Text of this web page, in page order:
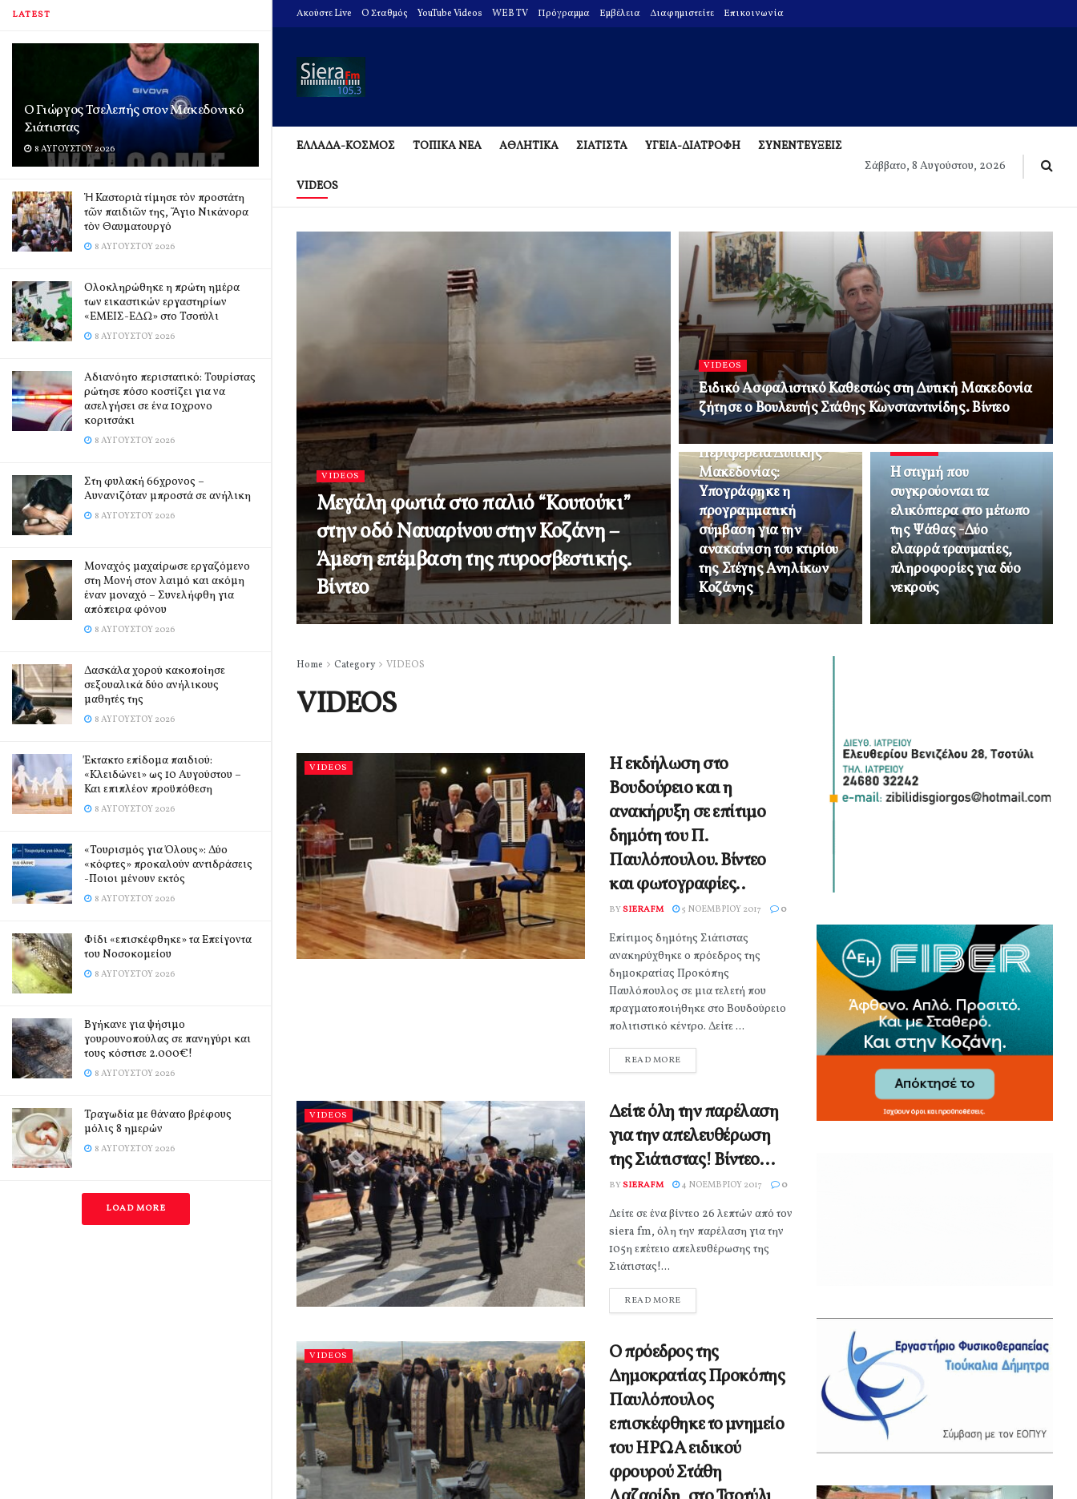
LATEST
Ο Γιώργος Τσελεπής στον Μακεδονικό
Σιάτιστας
8 ΑΥΓΟΎΣΤΟΥ 2026
Ἡ Καστοριὰ τίμησε τὸν προστάτη
τῶν παιδιῶν της, Ἅγιο Νικάνορα
τὸν Θαυματουργό
8 ΑΥΓΟΎΣΤΟΥ 2026
Ολοκληρώθηκε η πρώτη ημέρα
των εικαστικών εργαστηρίων
«ΕΜΕΙΣ-ΕΔΩ» στο Τσοτύλι
8 ΑΥΓΟΎΣΤΟΥ 2026
Αδιανόητο περιστατικό: Τουρίστας
ρώτησε πόσο κοστίζει για να
ασελγήσει σε ένα 10χρονο
κοριτσάκι
8 ΑΥΓΟΎΣΤΟΥ 2026
Στη φυλακή 66χρονος –
Αυνανιζόταν μπροστά σε ανήλικη
8 ΑΥΓΟΎΣΤΟΥ 2026
Μοναχός μαχαίρωσε εργαζόμενο
στη Μονή στον λαιμό και ακόμη
έναν μοναχό – Συνελήφθη για
απόπειρα φόνου
8 ΑΥΓΟΎΣΤΟΥ 2026
Δασκάλα χορού κακοποίησε
σεξουαλικά δύο ανήλικους
μαθητές της
8 ΑΥΓΟΎΣΤΟΥ 2026
Έκτακτο επίδομα παιδιού:
«Κλειδώνει» ως 10 Αυγούστου –
Και επιπλέον προϋπόθεση
8 ΑΥΓΟΎΣΤΟΥ 2026
«Τουρισμός για Όλους»: Δύο
«κόφτες» προκαλούν αντιδράσεις
-Ποιοι μένουν εκτός
8 ΑΥΓΟΎΣΤΟΥ 2026
Φίδι «επισκέφθηκε» τα Επείγοντα
του Νοσοκομείου
8 ΑΥΓΟΎΣΤΟΥ 2026
Βγήκανε για ψήσιμο
γουρουνοπούλας σε πανηγύρι και
τους κόστισε 2.000€!
8 ΑΥΓΟΎΣΤΟΥ 2026
Τραγωδία με θάνατο βρέφους
μόλις 8 ημερών
8 ΑΥΓΟΎΣΤΟΥ 2026
LOAD MORE
Ακούστε Live O Σταθμός YouTube Videos WEB TV Πρόγραμμα Εμβέλεια Διαφημιστείτε Επικοινωνία
ΕΛΛΑΔΑ-ΚΟΣΜΟΣ ΤΟΠΙΚΑ ΝΕΑ ΑΘΛΗΤΙΚΑ ΣΙΑΤΙΣΤΑ ΥΓΕΙΑ-ΔΙΑΤΡΟΦΗ ΣΥΝΕΝΤΕΥΞΕΙΣ
VIDEOS
Σάββατο, 8 Αυγούστου, 2026
VIDEOS
Μεγάλη φωτιά στο παλιό “Κουτούκι”
στην οδό Ναυαρίνου στην Κοζάνη –
Άμεση επέμβαση της πυροσβεστικής.
Βίντεο
VIDEOS
Ειδικό Ασφαλιστικό Καθεστώς στη Δυτική Μακεδονία
ζήτησε ο Βουλευτής Στάθης Κωνσταντινίδης. Βίντεο
VIDEOS
Περιφέρεια Δυτικής
Μακεδονίας:
Υπογράφηκε η
προγραμματική
σύμβαση για την
ανακαίνιση του κτιρίου
της Στέγης Ανηλίκων
Κοζάνης
VIDEOS
Η στιγμή που
συγκρούονται τα
ελικόπτερα στο μέτωπο
της Ψάθας -Δύο
ελαφρά τραυματίες,
πληροφορίες για δύο
νεκρούς
Home Category VIDEOS
VIDEOS
VIDEOS
Η εκδήλωση στο
Βουδούρειο και η
ανακήρυξη σε επίτιμο
δημότη του Π.
Παυλόπουλου. Βίντεο
και φωτογραφίες..
BYSIERAFM 5 ΝΟΕΜΒΡΊΟΥ 2017 0
Επίτιμος δημότης Σιάτιστας
ανακηρύχθηκε ο πρόεδρος της
δημοκρατίας Προκόπης
Παυλόπουλος σε μια τελετή που
πραγματοποιήθηκε στο Βουδούρειο
πολιτιστικό κέντρο. Δείτε ...
READ MORE
VIDEOS
Δείτε όλη την παρέλαση
για την απελευθέρωση
της Σιάτιστας! Βίντεο…
BYSIERAFM 4 ΝΟΕΜΒΡΊΟΥ 2017 0
Δείτε σε ένα βίντεο 26 λεπτών από τον
siera fm, όλη την παρέλαση για την
105η επέτειο απελευθέρωσης της
Σιάτιστας!...
READ MORE
VIDEOS
Ο πρόεδρος της
Δημοκρατίας Προκόπης
Παυλόπουλος
επισκέφθηκε το μνημείο
του ΗΡΩΑ ειδικού
φρουρού Στάθη